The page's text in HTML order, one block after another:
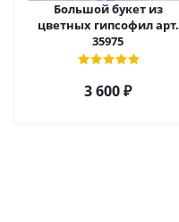
Большой букет из
цветных гипсофил арт.
35975
3 600₽